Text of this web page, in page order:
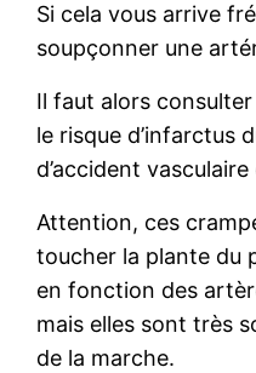
Si cela vous arrive
soupçonner une
Il faut alors
le risque d’infarctus
d’accident
Attention, ces
toucher la plante du
en fonction des
mais elles sont très
de la marche.